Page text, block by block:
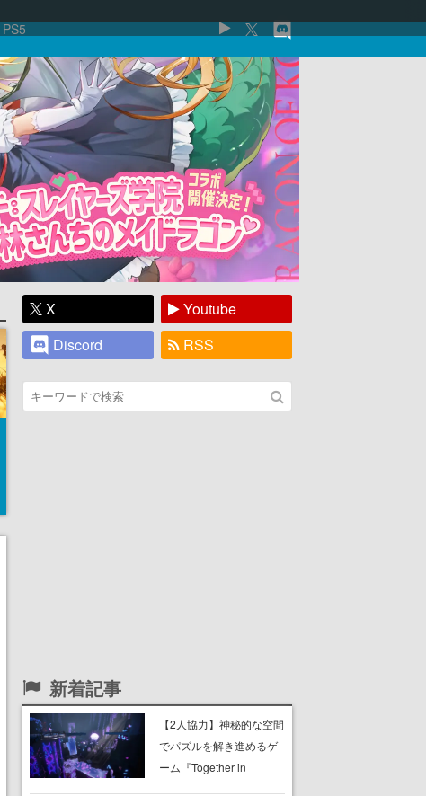
PS5
X
Youtube
Discord
RSS
新着記事
【2人協力】神秘的な空間
でパズルを解き進めるゲ
ーム『Together in